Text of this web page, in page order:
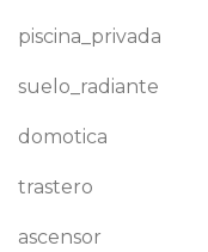
piscina_privada
suelo_radiante
domotica
trastero
ascensor